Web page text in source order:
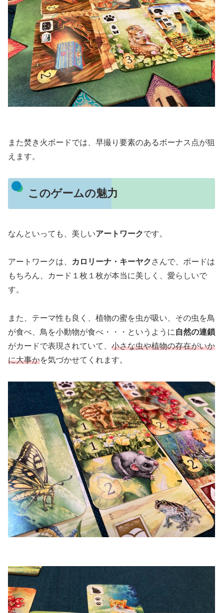
また焚き火ボードでは、早撮り要素のあるボーナス点が狙
えます。
このゲームの魅力
なんといっても、美しいアートワークです。
アートワークは、 カロリーナ・キーヤク さんで、ボードは
もちろん、カード１枚１枚が本当に美しく、愛らしいで
す。
また、テーマ性も良く、植物の蜜を虫が吸い、その虫を鳥
が食べ、鳥を小動物が食べ・・・というように 自然の連鎖
がカードで表現されていて、 小さな虫や植物の存在がいか
に大事かを気づかせてくれます。